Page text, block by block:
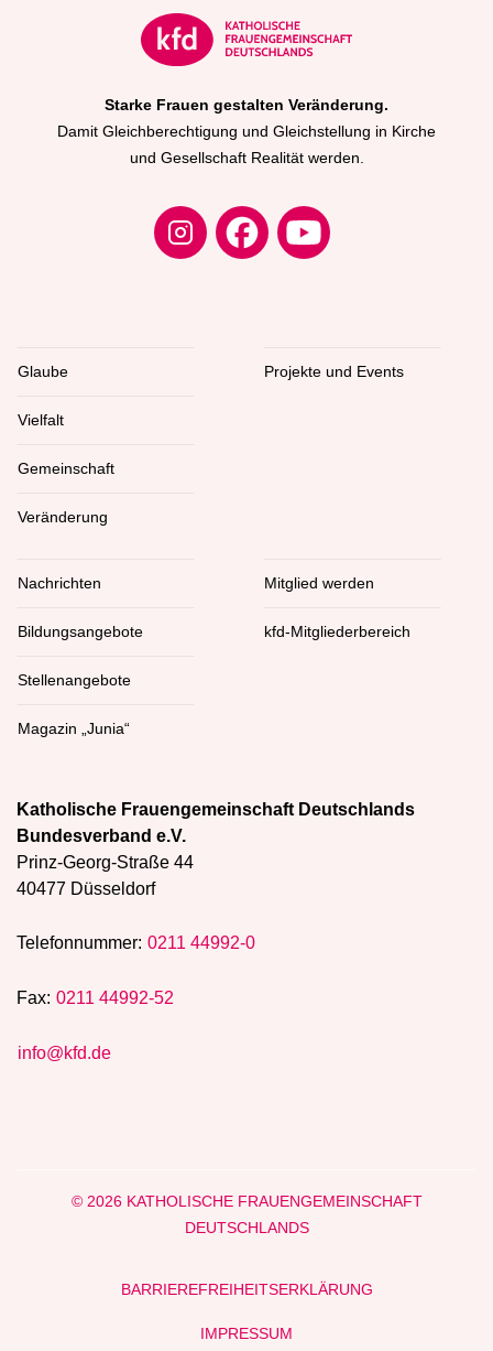
Starke Frauen gestalten Veränderung.
Damit Gleichberechtigung und Gleichstellung in Kirche
und Gesellschaft Realität werden.
Glaube
Vielfalt
Gemeinschaft
Veränderung
Projekte und Events
Nachrichten
Bildungsangebote
Stellenangebote
Magazin „Junia“
Mitglied werden
kfd-Mitgliederbereich
Katholische Frauengemeinschaft Deutschlands
Bundesverband e.V.
Prinz-Georg-Straße 44
40477 Düsseldorf
Telefonnummer: 0211 44992-0
Fax: 0211 44992-52
info@kfd.de
© 2026 KATHOLISCHE FRAUENGEMEINSCHAFT
DEUTSCHLANDS
BARRIEREFREIHEITSERKLÄRUNG
IMPRESSUM